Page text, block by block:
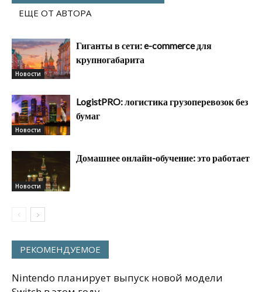
ЕЩЕ ОТ АВТОРА
Новости
Гиганты в сети: e-commerce для
крупногабарита
Новости
LogistPRO: логистика грузоперевозок без
бумаг
Новости
Домашнее онлайн-обучение: это работает
РЕКОМЕНДУЕМОЕ
Nintendo планирует выпуск новой модели